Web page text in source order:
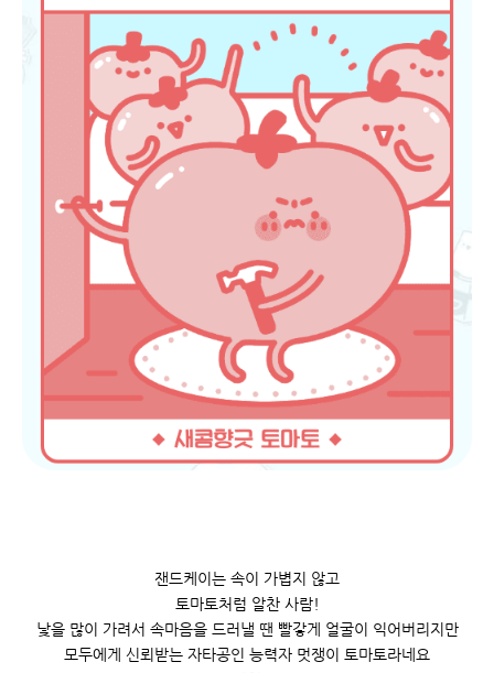
잰드케이는 속이 가볍지 않고
토마토처럼 알찬 사람!
낯을 많이 가려서 속마음을 드러낼 땐 빨갛게 얼굴이 익어버리지만
모두에게 신뢰받는 자타공인 능력자 멋쟁이 토마토라네요